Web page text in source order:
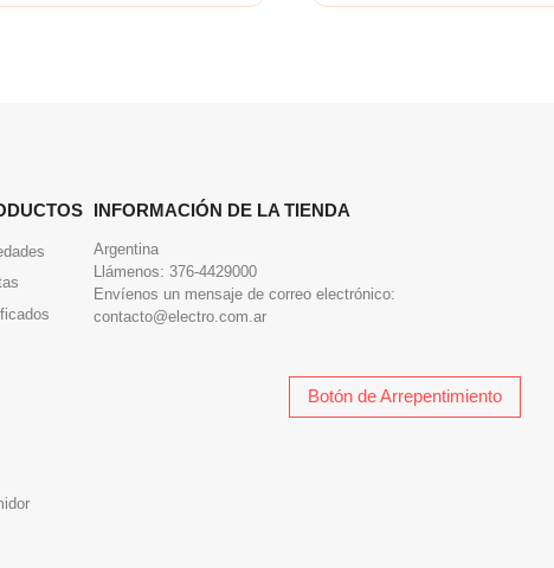
INFORMACIÓN DE LA TIENDA
Argentina
Llámenos: 376-4429000
Envíenos un mensaje de correo electrónico:
contacto@electro.com.ar
Botón de Arrepentimiento